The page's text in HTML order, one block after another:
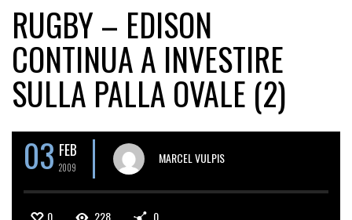
RUGBY – EDISON
CONTINUA A INVESTIRE
SULLA PALLA OVALE (2)
03 FEB
2009
MARCEL VULPIS
0 228 0